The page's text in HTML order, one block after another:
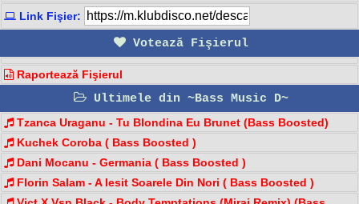
Link Fişier:
Votează Fişierul
Raportează Fişierul
Ultimele din ~Bass Music D~
Tzanca Uraganu - Tu Blondina Eu Brunet (Bass Boosted)
Kuchek Coroba ( Bass Boosted )
Dani Mocanu - Germania ( Bass Boosted )
Florin Salam - A Iesit Soarele Din Nori ( Bass Boosted )